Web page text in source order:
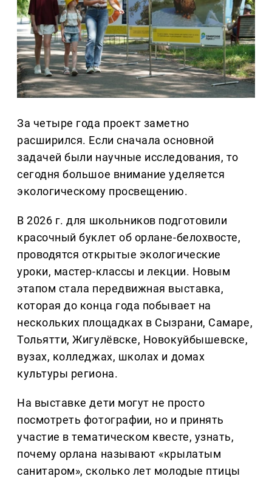
За четыре года проект заметно
расширился. Если сначала основной
задачей были научные исследования, то
сегодня большое внимание уделяется
экологическому просвещению.
В 2026 г. для школьников подготовили
красочный буклет об орлане-белохвосте,
проводятся открытые экологические
уроки, мастер-классы и лекции. Новым
этапом стала передвижная выставка,
которая до конца года побывает на
нескольких площадках в Сызрани, Самаре,
Тольятти, Жигулёвске, Новокуйбышевске,
вузах, колледжах, школах и домах
культуры региона.
На выставке дети могут не просто
посмотреть фотографии, но и принять
участие в тематическом квесте, узнать,
почему орлана называют «крылатым
санитаром», сколько лет молодые птицы